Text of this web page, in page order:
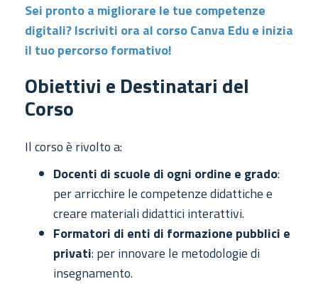
Sei pronto a migliorare le tue competenze
digitali? Iscriviti ora al corso Canva Edu e inizia
il tuo percorso formativo!
Obiettivi e Destinatari del
Corso
Il corso è rivolto a:
Docenti di scuole di ogni ordine e grado:
per arricchire le competenze didattiche e
creare materiali didattici interattivi.
Formatori di enti di formazione pubblici e
privati: per innovare le metodologie di
insegnamento.